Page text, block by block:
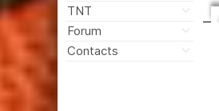
TNT
Forum
Contacts